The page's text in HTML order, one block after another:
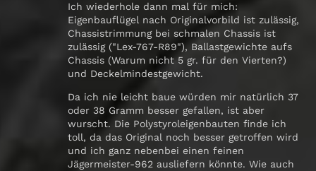
Ich wiederhole dann mal für mich:
Eigenbauflügel nach Originalvorbild ist zulässig,
Chassistrimmung bei schmalen Chassis ist
zulässig ("Lex-767-R89"), Ballastgewichte aufs
Chassis (Warum nicht 5 gr. für den Vierten?)
und Deckelmindestgewicht.
Da ich nie leicht baue würden mir natürlich 37
oder 38 Gramm besser gefallen, ist aber
wurscht. Die Polystyroleigenbauten finde ich
toll, da das Original noch besser getroffen wird
und ich ganz nebenbei einen feinen
Jägermeister-962 ausliefern könnte. Wie auch